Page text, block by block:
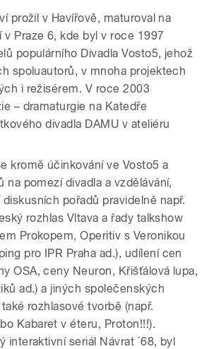
prožil v Havířově, maturoval na
v Praze 6, kde byl v roce 1997
populárního Divadla Vosto5, jehož
spoluautorů, v mnoha projektech
i režisérem. V roce 2003
– dramaturgie na Katedře
divadla DAMU v ateliéru
kromě účinkování ve Vosto5 a
na pomezí divadla a vzdělávání,
pořadů pravidelně např.
rozhlas Vltava a řady talkshow
Prokopem, Operitiv s Veronikou
pro IPR Praha ad.), udílení cen
OSA, ceny Neuron, Křišťálová lupa,
ad.) a jiných společenských
rozhlasové tvorbě (např.
Kabaret v éteru, Proton!!!).
interaktivní seriál Návrat ´68, byl